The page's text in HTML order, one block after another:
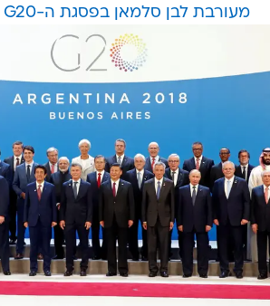
מעורבת לבן סלמאן בפסגת ה-G20